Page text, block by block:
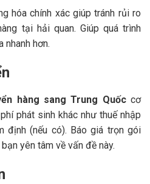
hóa chính xác giúp tránh rủi ro
tại hải quan. Giúp quá trình
nhanh hơn.
hàng sang Trung Quốccơ
phát sinh khác như thuế nhập
định (nếu có). Báo giá trọn gói
yên tâm về vấn đề này.